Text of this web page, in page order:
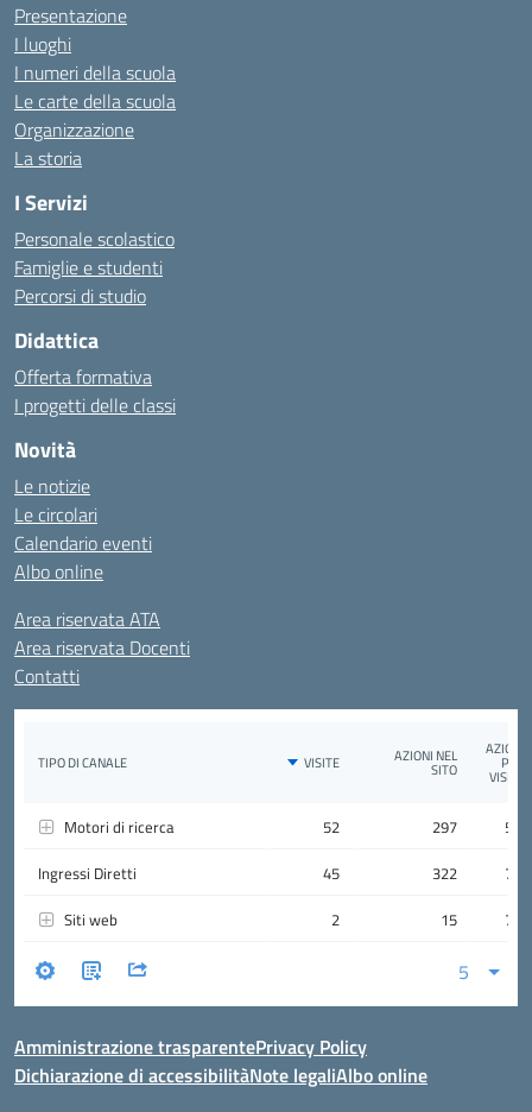
Presentazione
I luoghi
I numeri della scuola
Le carte della scuola
Organizzazione
La storia
I Servizi
Personale scolastico
Famiglie e studenti
Percorsi di studio
Didattica
Offerta formativa
I progetti delle classi
Novità
Le notizie
Le circolari
Calendario eventi
Albo online
Area riservata ATA
Area riservata Docenti
Contatti
Amministrazione trasparentePrivacy Policy
Dichiarazione di accessibilitàNote legaliAlbo online